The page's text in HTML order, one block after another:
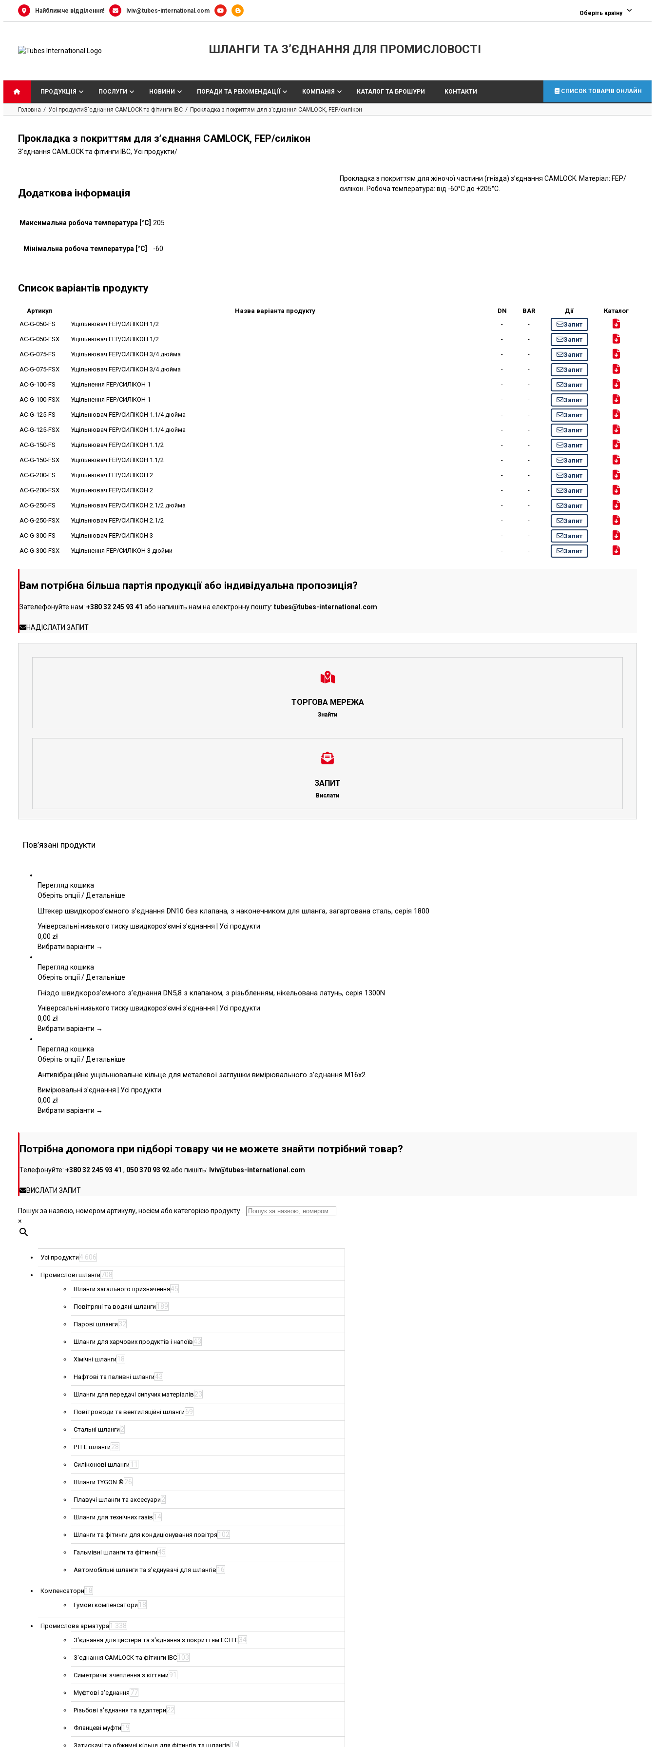
Найближче відділення! lviv@tubes-international.com Оберіть країну
ШЛАНГИ ТА З’ЄДНАННЯ ДЛЯ ПРОМИСЛОВОСТІ
ПРОДУКЦІЯ ПОСЛУГИ НОВИНИ ПОРАДИ ТА РЕКОМЕНДАЦІЇ КОМПАНІЯ КАТАЛОГ ТА БРОШУРИ КОНТАКТИ СПИСОК ТОВАРІВ ОНЛАЙН
Головна Усі продуктиЗ'єднання CAMLOCK та фітинги IBC Прокладка з покриттям для з’єднання CAMLOCK, FEP/силікон
Прокладка з покриттям для з’єднання CAMLOCK, FEP/силікон
З'єднання CAMLOCK та фітинги IBC, Усі продукти/
Додаткова інформація
Максимальна робоча температура [°C] 205
Мінімальна робоча температура [°C] -60
Прокладка з покриттям для жіночої частини (гнізда) з’єднання CAMLOCK. Матеріал: FEP/
силікон. Робоча температура: від -60°C до +205°C.
Список варіантів продукту
Артикул Назва варіанта продукту DN BAR Дії
Каталог
AC-G-050-FS
Ущільнювач FEP/СИЛІКОН 1/2 - -
Запит
AC-G-050-FSX
Ущільнювач FEP/СИЛІКОН 1/2 - -
Запит
AC-G-075-FS
Ущільнювач FEP/СИЛІКОН 3/4 дюйма - -
Запит
AC-G-075-FSX
Ущільнювач FEP/СИЛІКОН 3/4 дюйма - -
Запит
AC-G-100-FS
Ущільнення FEP/СИЛІКОН 1 - -
Запит
AC-G-100-FSX
Ущільнення FEP/СИЛІКОН 1 - -
Запит
AC-G-125-FS
Ущільнювач FEP/СИЛІКОН 1.1/4 дюйма - -
Запит
AC-G-125-FSX
Ущільнювач FEP/СИЛІКОН 1.1/4 дюйма - -
Запит
AC-G-150-FS
Ущільнювач FEP/СИЛІКОН 1.1/2 - -
Запит
AC-G-150-FSX
Ущільнювач FEP/СИЛІКОН 1.1/2 - -
Запит
AC-G-200-FS
Ущільнювач FEP/СИЛІКОН 2 - -
Запит
AC-G-200-FSX
Ущільнювач FEP/СИЛІКОН 2 - -
Запит
AC-G-250-FS
Ущільнювач FEP/СИЛІКОН 2.1/2 дюйма - -
Запит
AC-G-250-FSX
Ущільнювач FEP/СИЛІКОН 2.1/2 - -
Запит
AC-G-300-FS
Ущільнювач FEP/СИЛІКОН 3 - -
Запит
AC-G-300-FSX
Ущільнення FEP/СИЛІКОН 3 дюйми - - Запит
Вам потрібна більша партія продукції або індивідуальна пропозиція?
Зателефонуйте нам: +380 32 245 93 41 або напишіть нам на електронну пошту: tubes@tubes-international.com
НАДІСЛАТИ ЗАПИТ
ТОРГОВА МЕРЕЖА
Знайти
ЗАПИТ
Вислати
Пов’язані продукти
Перегляд кошика
Оберіть опції Цей
має
кілька
Параметри
вибрати
на
товару
/Детальніше
Штекер швидкороз’ємного з’єднання DN10 без клапана, з наконечником для шланга, загартована сталь, серія 1800
Універсальні низького тиску швидкороз'ємні з'єднання | Усі продукти
0,00 zł
Вибрати варіанти →
Перегляд кошика
Оберіть опції Цей
має
кілька
Параметри
вибрати
на
товару
/Детальніше
Гніздо швидкороз’ємного з’єднання DN5,8 з клапаном, з різьбленням, нікельована латунь, серія 1300N
Універсальні низького тиску швидкороз'ємні з'єднання | Усі продукти
0,00 zł
Вибрати варіанти →
Перегляд кошика
Оберіть опції Цей
має
кілька
Параметри
сторінці
/Детальніше
Антивібраційне ущільнювальне кільце для металевої заглушки вимірювального з’єднання M16x2
Вимірювальні з'єднання | Усі продукти
0,00 zł
Вибрати варіанти →
Потрібна допомога при підборі товару чи не можете знайти потрібний товар?
Телефонуйте: +380 32 245 93 41 , 050 370 93 92або пишіть: lviv@tubes-international.com
ВИСЛАТИ ЗАПИТ
Пошук за назвою, номером артикулу, носієм або категорією продукту ...
×
Усі продукти4 606
Промислові шланги 708
Шланги загального призначення45
Повітряні та водяні шланги 189
Парові шланги 32
Шланги для харчових продуктів і напоїв43
Хімічні шланги 18
Нафтові та паливні шланги43
Шланги для передачі сипучих матеріалів 23
Повітроводи та вентиляційні шланги 69
Стальні шланги 2
PTFE шланги 28
Силіконові шланги 11
Шланги TYGON ® 26
Плавучі шланги та аксесуари 2
Шланги для технічних газів 14
Шланги та фітинги для кондиціонування повітря 102
Гальмівні шланги та фітинги45
Автомобільні шланги та з'єднувачі для шлангів 16
Компенсатори 18
Гумові компенсатори 18
Промислова арматура 1 338
З'єднання для цистерн та з'єднання з покриттям ECTFE34
З'єднання CAMLOCK та фітинги IBC 103
Симетричні зчеплення з кігтями 91
Муфтові з'єднання 77
Різьбові з'єднання та адаптери 22
Фланцеві муфти 19
Затискачі та обжимні кільця для фітингів та шлангів 19